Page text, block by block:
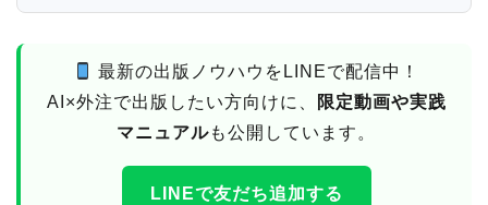
最新の出版ノウハウをLINEで配信中！
AI×外注で出版したい方向けに、
限定動画や実践
マニュアルも公開しています。
LINEで友だち追加する